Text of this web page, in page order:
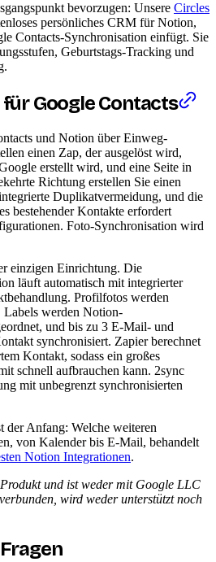
bevorzugen: Unsere Circles
persönliches CRM für Notion,
Contacts-Synchronisation einfügt. Sie
Geburtstags-Tracking und
Google Contacts
und Notion über Einweg-
einen Zap, der ausgelöst wird,
erstellt wird, und eine Seite in
Richtung erstellen Sie einen
Duplikatvermeidung, und die
bestehender Kontakte erfordert
Foto-Synchronisation wird
einzigen Einrichtung. Die
läuft automatisch mit integrierter
Profilfotos werden
werden Notion-
und bis zu 3 E-Mail- und
synchronisiert. Zapier berechnet
Kontakt, sodass ein großes
schnell aufbrauchen kann. 2sync
mit unbegrenzt synchronisierten
der Anfang: Welche weiteren
von Kalender bis E-Mail, behandelt
Notion Integrationen.
und ist weder mit Google LLC
wird weder unterstützt noch